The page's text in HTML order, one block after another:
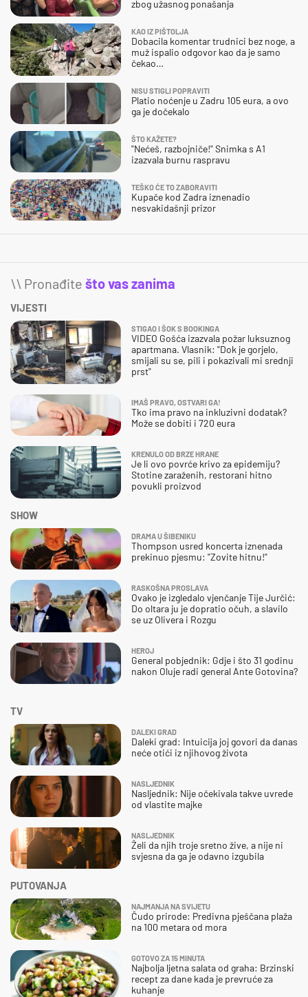
zbog užasnog ponašanja
KAO IZ PIŠTOLJA
Dobacila komentar trudnici bez noge, a
muž ispalio odgovor kao da je samo
čekao…
NISU STIGLI POPRAVITI
Platio noćenje u Zadru 105 eura, a ovo
ga je dočekalo
ŠTO KAŽETE?
"Nećeš, razbojniče!" Snimka s A1
izazvala burnu raspravu
TEŠKO ĆE TO ZABORAVITI
Kupače kod Zadra iznenadio
nesvakidašnji prizor
\\ Pronađite što vas zanima
VIJESTI
STIGAO I ŠOK S BOOKINGA
VIDEO Gošća izazvala požar luksuznog
apartmana. Vlasnik: "Dok je gorjelo,
smijali su se, pili i pokazivali mi srednji
prst"
IMAŠ PRAVO, OSTVARI GA!
Tko ima pravo na inkluzivni dodatak?
Može se dobiti i 720 eura
KRENULO OD BRZE HRANE
Je li ovo povrće krivo za epidemiju?
Stotine zaraženih, restorani hitno
povukli proizvod
SHOW
DRAMA U ŠIBENIKU
Thompson usred koncerta iznenada
prekinuo pjesmu: "Zovite hitnu!"
RASKOŠNA PROSLAVA
Ovako je izgledalo vjenčanje Tije Jurčić:
Do oltara ju je dopratio očuh, a slavilo
se uz Olivera i Rozgu
HEROJ
General pobjednik: Gdje i što 31 godinu
nakon Oluje radi general Ante Gotovina?
TV
DALEKI GRAD
Daleki grad: Intuicija joj govori da danas
neće otići iz njihovog života
NASLJEDNIK
Nasljednik: Nije očekivala takve uvrede
od vlastite majke
NASLJEDNIK
Želi da njih troje sretno žive, a nije ni
svjesna da ga je odavno izgubila
PUTOVANJA
NAJMANJA NA SVIJETU
Čudo prirode: Predivna pješčana plaža
na 100 metara od mora
GOTOVO ZA 15 MINUTA
Najbolja ljetna salata od graha: Brzinski
recept za dane kada je prevruće za
kuhanje